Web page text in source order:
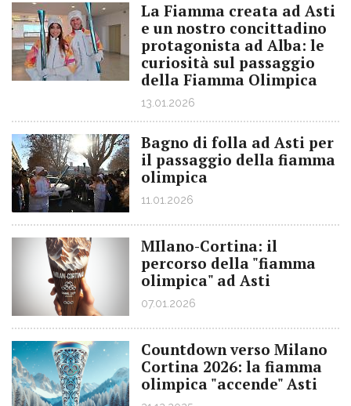
La Fiamma creata ad Asti
e un nostro concittadino
protagonista ad Alba: le
curiosità sul passaggio
della Fiamma Olimpica
13.01.2026
Bagno di folla ad Asti per
il passaggio della fiamma
olimpica
11.01.2026
MIlano-Cortina: il
percorso della "fiamma
olimpica" ad Asti
07.01.2026
Countdown verso Milano
Cortina 2026: la fiamma
olimpica "accende" Asti